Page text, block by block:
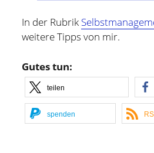
In der Rubrik
weitere Tipps von mir.
Gutes tun:
teilen
spenden